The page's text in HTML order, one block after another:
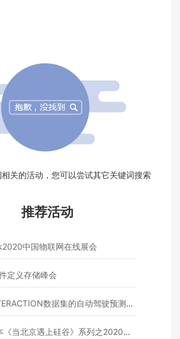
关的活动，您可以尝试其它关键词搜索
推荐活动
中国物联网在线展会
定义存储峰会
数据集的自动驾驶预测模型挑战赛
当北京遇上硅谷》系列之2020年度开源峰会